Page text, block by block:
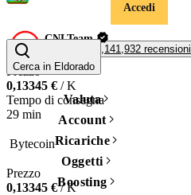
Accedi
Cerca in Eldorado
Valuta
Account
Ricariche
Oggetti
Boosting
CNLTeam
1,141,932 recensioni
Prezzo
0,13345 € / K
Tempo di consegna
29 min
Bytecoin
Prezzo
0,13345 €/ K